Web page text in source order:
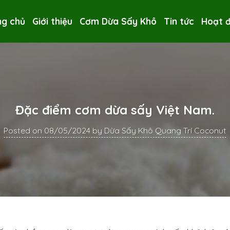
chủ Giới thiệu Cơm Dừa Sấy Khô Tin tức Hoạt
Đặc điểm cơm dừa sấy Việt Nam.
Posted on 08/05/2024 by Dừa Sấy Khô Quang Trí Coconut